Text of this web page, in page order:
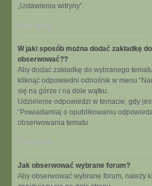
„Ustawienia witryny”.
Na górę
W jaki sposób można dodać zakładkę
obserwować??
Aby dodać zakładkę do wybranego
kliknąć odpowiedni odnośnik w menu
się na górze i na dole wątku.
Udzielenie odpowiedzi w temacie, gdy
“Powiadamiaj o opublikowaniu
obserwowania tematu.
Na górę
Jak obserwować wybrane forum?
Aby obserwować wybrane forum, należy